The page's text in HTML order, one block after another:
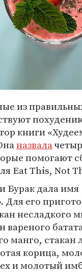
из
книги
назвала
помогают
Eat This, Not
Бурак дала имя
Для его
несладкого
вареного
манго, стакан
корица,
и молотый